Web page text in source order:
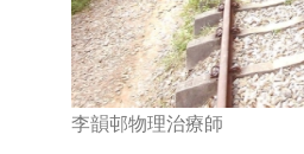
李韻邨物理治療師